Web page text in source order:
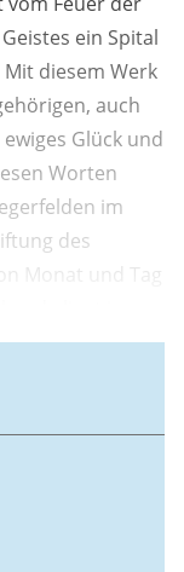
ein Spital
diesem Werk
auch
Glück und
Worten
im
des
Monat und Tag